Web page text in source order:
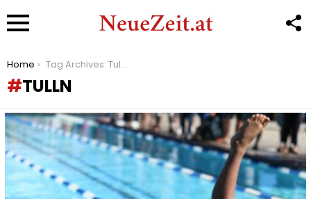
You are here:
Home Tag Archives: Tulln
TULLN
LATEST
STORIES